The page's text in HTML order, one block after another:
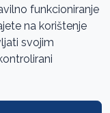
funkcioniranje
na korištenje
svojim